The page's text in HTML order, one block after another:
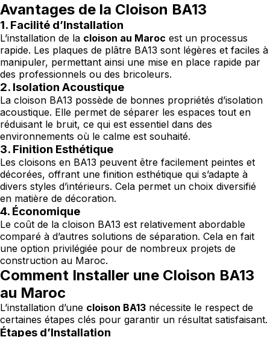
Avantages de la Cloison BA13
1. Facilité d’Installation
L’installation de la cloison au Maroc est un processus
rapide. Les plaques de plâtre BA13 sont légères et faciles à
manipuler, permettant ainsi une mise en place rapide par
des professionnels ou des bricoleurs.
2. Isolation Acoustique
La cloison BA13 possède de bonnes propriétés d’isolation
acoustique. Elle permet de séparer les espaces tout en
réduisant le bruit, ce qui est essentiel dans des
environnements où le calme est souhaité.
3. Finition Esthétique
Les cloisons en BA13 peuvent être facilement peintes et
décorées, offrant une finition esthétique qui s’adapte à
divers styles d’intérieurs. Cela permet un choix diversifié
en matière de décoration.
4. Économique
Le coût de la cloison BA13 est relativement abordable
comparé à d’autres solutions de séparation. Cela en fait
une option privilégiée pour de nombreux projets de
construction au Maroc.
Comment Installer une Cloison BA13
au Maroc
L’installation d’une cloison BA13 nécessite le respect de
certaines étapes clés pour garantir un résultat satisfaisant.
Étapes d’Installation